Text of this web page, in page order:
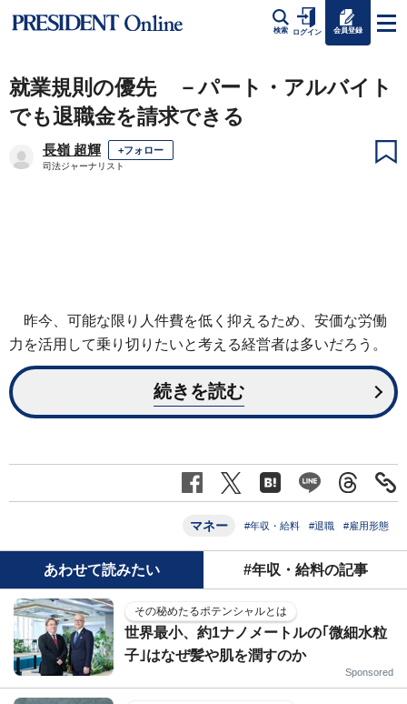
検索 ログイン 会員登録
就業規則の優先 －パート・アルバイト
でも退職金を請求できる
長嶺 超輝 +フォロー
司法ジャーナリスト
昨今、可能な限り人件費を低く抑えるため、安価な労働
力を活用して乗り切りたいと考える経営者は多いだろう。
続きを読む
マネー #年収・給料 #退職 #雇用形態
あわせて読みたい #年収・給料の記事
その秘めたるポテンシャルとは
世界最小、約1ナノメートルの｢微細水粒
子｣はなぜ髪や肌を潤すのか
Sponsored